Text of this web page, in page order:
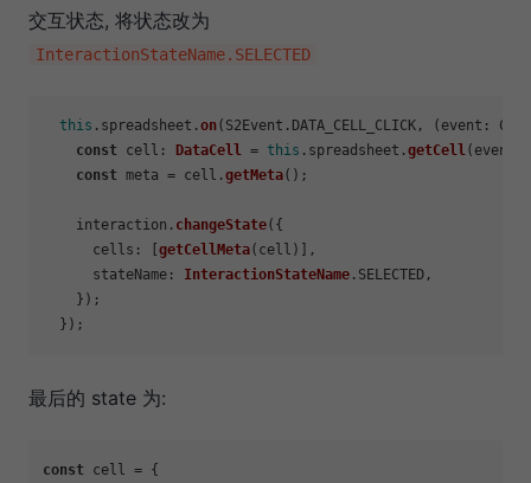
交互状态, 将状态改为
InteractionStateName.SELECTED
this . spreadsheet .on(S2Event. DATA_CELL_CLICK , ( event:
const
cell : DataCell = this . spreadsheet .getCell (event.
const meta = cell.getMeta();
    interaction.
changeState({
cells : [getCellMeta(cell)],
stateName : InteractionStateName . SELECTED ,
    });
最后的 state 为:
const cell = {